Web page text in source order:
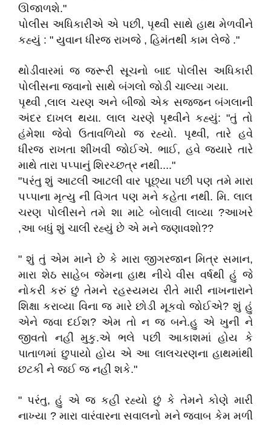
ઊજાળશે."
પોલીસ અધિકારીએ એ પછી, પૃથ્વી સાથે હાથ મેળવીને
કહ્યું : " યુવાન ધીરજ રાખજે , હિમંતથી કામ લેજે ."
થોડીવારમાં જ જરૂરી સૂચનો બાદ પોલીસ અધિકારી
પોલીસના જવાનો સાથે બંગલો જોડી ચાલ્યા ગયા.
પૃથ્વી ,લાલ ચરણ અને બીજો એક સજ્જન બંગલાની
અંદર દાખલ થયા. લાલ ચરણે પૃથ્વીને કહ્યું: "તું તો
હંમેશા જેવો ઉતાવળિયો જ રહ્યો. પૃથ્વી, તારે હવે
ધીરજ રાખતા શીખવી જોઈએ. ભાઈ, હવે જ્યારે તારે
માથે તારા પપ્પાનું શિરચ્છત્ર નથી...."
"પરંતુ શું આટલી આટલી વાર પૂછ્યા પછી પણ તમે મારા
પપ્પાના મૃત્યુ ની વિગત પણ મને કહેતા નથી. મિ. લાલ
ચરણ પોલીસને તમે શા માટે બોલાવી લાવ્યા ?આખરે
,આ બધું શું ચાલી રહ્યું છે એ મને જણાવશો??
" શું તું એમ માને છે કે મારા જીગરજાન મિત્ર સમાન,
મારા શેઠ સાહેબ જેમના હાથ નીચે વીસ વર્ષથી હું જે
નોકરી કરું છું તેમને રહસ્યમય રીતે મારી નાખનારાને
શિક્ષા કરાવ્યા વિના જ મારે છોડી મૂકવો જોઈએ? શું હું
એને જવા દઈશ? એમ તો ન જ બને.હુ એ ખુની ને
જીવતો નહીં મુકુ.એ ભલે પછી આકાશમાં હોય કે
પાતાળમાં છુપાયો હોય એ આ લાલચરણના હાથમાંથી
છટકી ને જઈ જ નહીં શકે."
" પરંતુ, હું એ જ કહી રહ્યો છું કે તેમને કોણે મારી
નાખ્યા ? મારા વારંવારના સવાલનો મને જવાબ કેમ મળી